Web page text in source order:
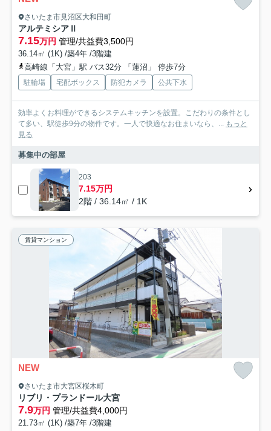
さいたま市見沼区大和田町
アルテミシアⅡ
7.15万円 管理/共益費3,500円
36.14㎡ (1K) /築4年 /3階建
高崎線「大宮」駅 バス32分 「蓮沼」 停歩7分
駐輪場 宅配ボックス 防犯カメラ 公共下水
効率よくお料理ができるシステムキッチンを設置。こだわりの条件とし
て多い、駅徒歩9分の物件です。一人で快適なお住まいなら、... もっと
見る
募集中の部屋
203
7.15万円
2階 / 36.14㎡ / 1K
賃貸マンション
NEW
さいたま市大宮区桜木町
リブリ・プランドール大宮
7.9万円 管理/共益費4,000円
21.73㎡ (1K) /築7年 /3階建